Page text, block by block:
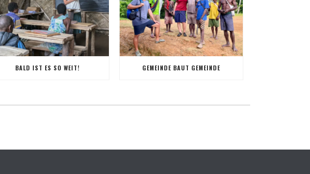
BALD IST ES SO WEIT! GEMEINDE BAUT GEMEINDE